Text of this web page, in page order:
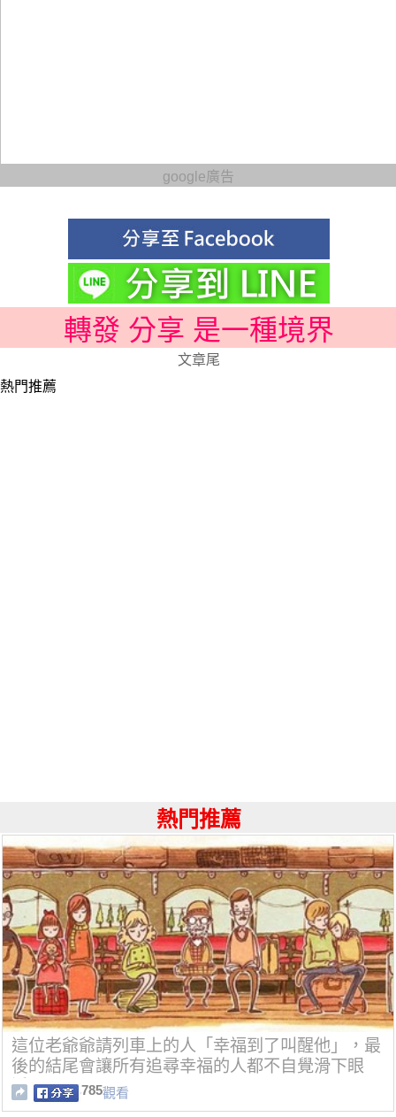
google廣告
轉發 分享 是一種境界
文章尾
熱門推薦
熱門推薦
這位老爺爺請列車上的人「幸福到了叫醒他」，最
後的結尾會讓所有追尋幸福的人都不自覺滑下眼
淚…
785觀看